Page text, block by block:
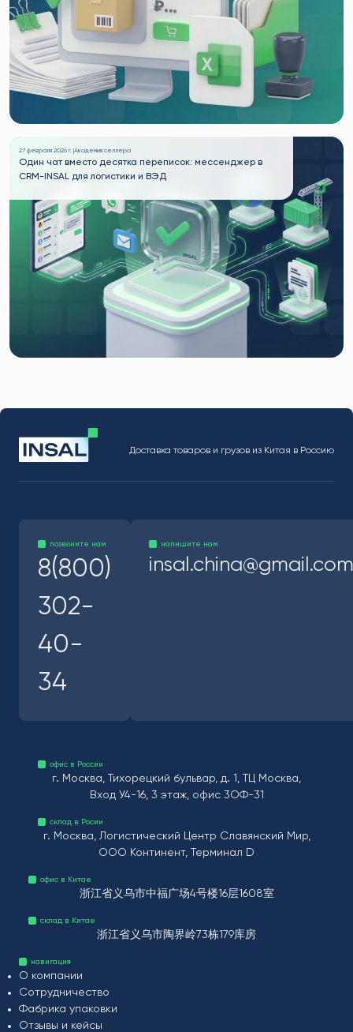
27 февраля 2026 г. |Академия селлера
Один чат вместо десятка переписок: мессенджер в
CRM-INSAL для логистики и ВЭД
Доставка товаров и грузов из Китая в Россию
позвоните нам
8(800)
302-
40-
34
напишите нам
insal.china@gmail.com
офис в России
г. Москва, Тихорецкий бульвар, д. 1, ТЦ Москва,
Вход У4-16, 3 этаж, офис 3ОФ-31
склад в Росии
г. Москва, Логистический Центр Славянский Мир,
ООО Континент, Терминал D
офис в Китае
浙江省义乌市中福广场4号楼16层1608室
склад в Китае
浙江省义乌市陶界岭73栋179库房
навигация
О компании
Сотрудничество
Фабрика упаковки
Отзывы и кейсы